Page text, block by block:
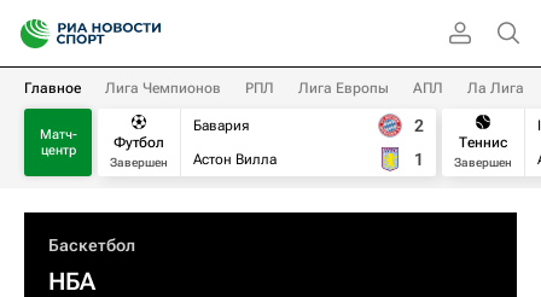
Главное Лига Чемпионов РПЛ Лига Европы АПЛ Ла Лига
Матч-
центр
Футбол
Завершен
Бавария
Астон Вилла
2
1
Теннис
Завершен
Баскетбол
НБА